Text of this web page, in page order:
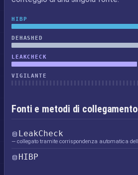
HIBP
DEHASHED
LEAKCHECK
VIGILANTE
Fonti e metodi di collegamento
LeakCheck
— collegato tramite corrispondenza automatica
HIBP